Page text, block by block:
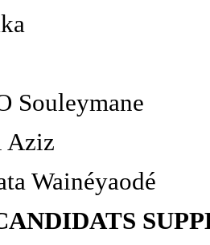
Souleymane
Aziz
Wainéyaodé